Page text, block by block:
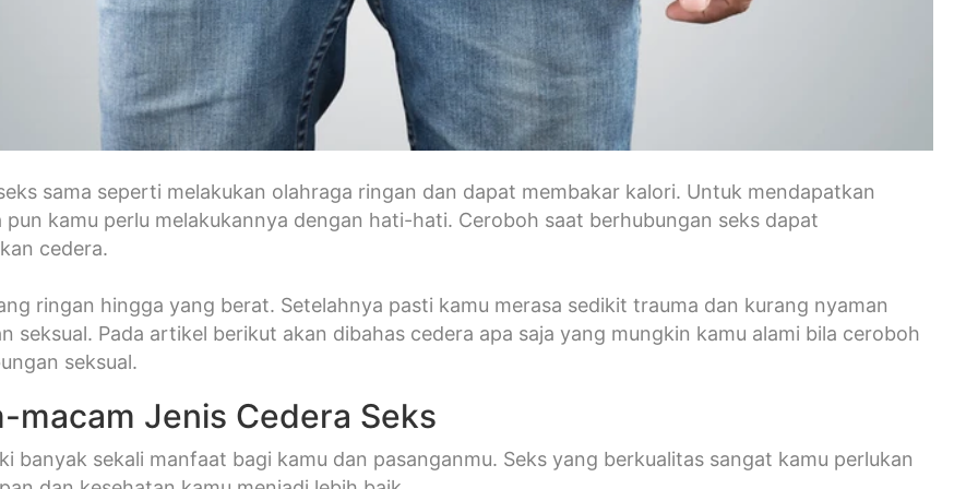
sama seperti melakukan olahraga ringan dan dapat membakar kalori. Untuk mendapatkan
kamu perlu melakukannya dengan hati-hati. Ceroboh saat berhubungan seks dapat
cedera.
ringan hingga yang berat. Setelahnya pasti kamu merasa sedikit trauma dan kurang nyaman
seksual. Pada artikel berikut akan dibahas cedera apa saja yang mungkin kamu alami bila ceroboh
seksual.
macam Jenis Cedera Seks
banyak sekali manfaat bagi kamu dan pasanganmu. Seks yang berkualitas sangat kamu perlukan